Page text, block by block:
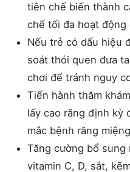
tiên chế biến thành
chế tối đa hoạt động
Nếu trẻ có dấu hiệu
soát thói quen đưa
chơi để tránh nguy
Tiến hành thăm
lấy cao răng định kỳ
mắc bệnh răng
Tăng cường bổ sung
vitamin C, D, sắt,